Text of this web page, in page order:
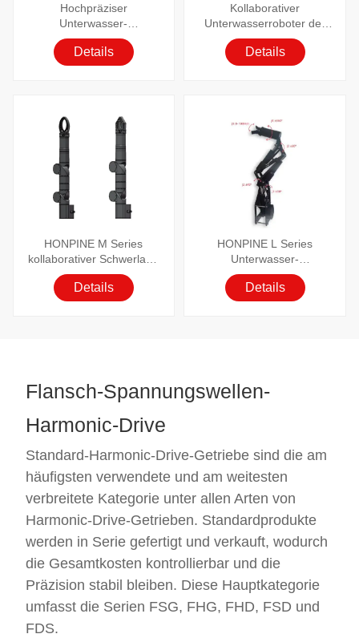
Hochpräziser
Unterwasser-
Robotermanipulator der
HONPINE X Serie
Details
Kollaborativer
Unterwasserroboter der
HONPINE S Serie
Details
HONPINE M Series
kollaborativer Schwerlast-
Unterwasserroboter
Details
HONPINE L Series
Unterwasser-
Robotermanipulator
Details
Flansch-Spannungswellen-
Harmonic-Drive
Standard-Harmonic-Drive-Getriebe sind die am
häufigsten verwendete und am weitesten
verbreitete Kategorie unter allen Arten von
Harmonic-Drive-Getrieben. Standardprodukte
werden in Serie gefertigt und verkauft, wodurch
die Gesamtkosten kontrollierbar und die
Präzision stabil bleiben. Diese Hauptkategorie
umfasst die Serien FSG, FHG, FHD, FSD und
FDS.